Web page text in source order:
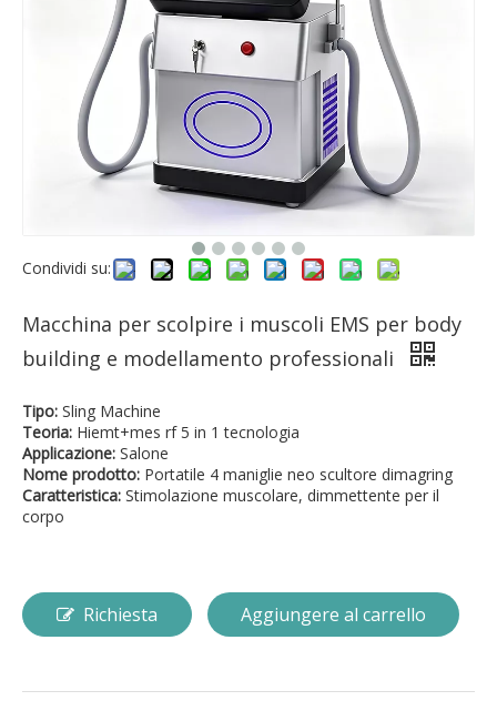
Condividi su:
Macchina per scolpire i muscoli EMS per body
building e modellamento professionali
Tipo: Sling Machine
Teoria: Hiemt+mes rf 5 in 1 tecnologia
Applicazione: Salone
Nome prodotto: Portatile 4 maniglie neo scultore dimagring
Caratteristica: Stimolazione muscolare, dimmettente per il
corpo
Richiesta Aggiungere al carrello